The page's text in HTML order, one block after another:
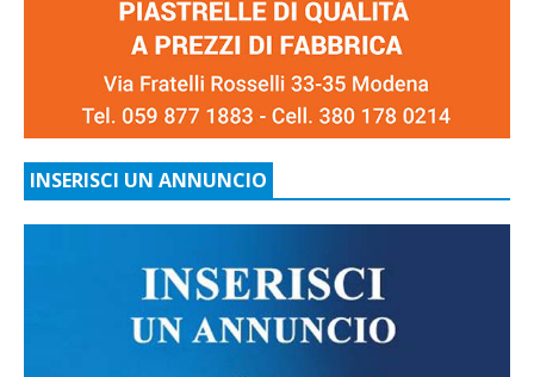
INSERISCI UN ANNUNCIO